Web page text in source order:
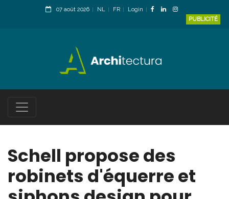
07 août 2026 NL FR
Login
PUBLICITÉ
Schell propose des
robinets d'équerre et